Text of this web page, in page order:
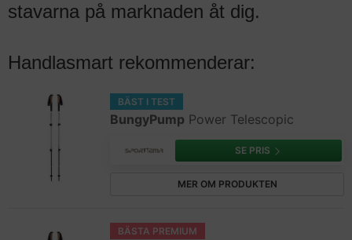
stavarna på marknaden åt dig.
Handlasmart rekommenderar:
BÄST I TEST
BungyPump Power Telescopic
SE PRIS
MER OM PRODUKTEN
BÄSTA PREMIUM